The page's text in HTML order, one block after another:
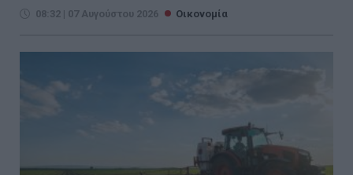
08:32 | 07 Αυγούστου 2026 Οικονομία